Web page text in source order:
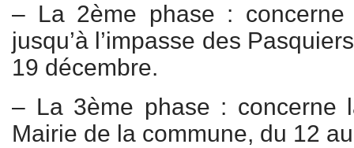
– La 2ème phase : concerne
jusqu’à l’impasse des
19 décembre.
– La 3ème phase : concerne
Mairie de la commune, du 12